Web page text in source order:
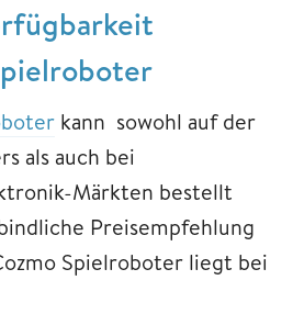
kann sowohl auf der
als auch bei
Märkten bestellt
Preisempfehlung
Spielroboter liegt bei